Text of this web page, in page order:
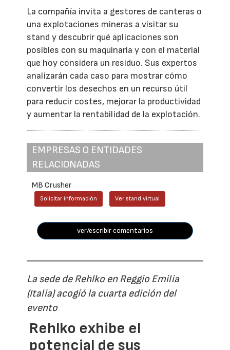
La compañía invita a gestores de canteras o
una explotaciones mineras a visitar su
stand y descubrir qué aplicaciones son
posibles con su maquinaria y con el material
que hoy considera un residuo. Sus expertos
analizarán cada caso para mostrar cómo
convertir los desechos en un recurso útil
para reducir costes, mejorar la productividad
y aumentar la rentabilidad de la explotación.
EMPRESAS O ENTIDADES
RELACIONADAS
MB Crusher
Solicitar información Ver stand virtual
ver/escribir comentarios
La sede de Rehlko en Reggio Emilia
(Italia) acogió la cuarta edición del
evento
Rehlko exhibe el
potencial de sus